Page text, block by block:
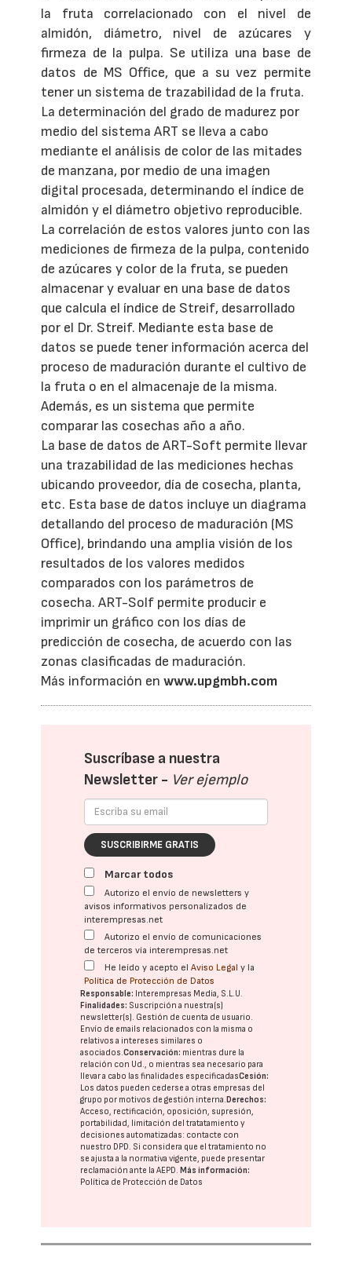
la fruta correlacionado con el nivel de
almidón, diámetro, nivel de azúcares y
firmeza de la pulpa. Se utiliza una base de
datos de MS Office, que a su vez permite
tener un sistema de trazabilidad de la fruta.
La determinación del grado de madurez por
medio del sistema ART se lleva a cabo
mediante el análisis de color de las mitades
de manzana, por medio de una imagen
digital procesada, determinando el índice de
almidón y el diámetro objetivo reproducible.
La correlación de estos valores junto con las
mediciones de firmeza de la pulpa, contenido
de azúcares y color de la fruta, se pueden
almacenar y evaluar en una base de datos
que calcula el índice de Streif, desarrollado
por el Dr. Streif. Mediante esta base de
datos se puede tener información acerca del
proceso de maduración durante el cultivo de
la fruta o en el almacenaje de la misma.
Además, es un sistema que permite
comparar las cosechas año a año.
La base de datos de ART-Soft permite llevar
una trazabilidad de las mediciones hechas
ubicando proveedor, día de cosecha, planta,
etc. Esta base de datos incluye un diagrama
detallando del proceso de maduración (MS
Office), brindando una amplia visión de los
resultados de los valores medidos
comparados con los parámetros de
cosecha. ART-Solf permite producir e
imprimir un gráfico con los días de
predicción de cosecha, de acuerdo con las
zonas clasificadas de maduración.
Más información enwww.upgmbh.com
Suscríbase a nuestra
Newsletter - Ver ejemplo
SUSCRIBIRME GRATIS
Marcar todos
Autorizo el envío de newsletters y
avisos informativos personalizados de
interempresas.net
Autorizo el envío de comunicaciones
de terceros vía interempresas.net
He leído y acepto elAviso Legal y la
Política de Protección de Datos
Responsable: Interempresas Media, S.L.U.
Finalidades: Suscripción a nuestra(s)
newsletter(s). Gestión de cuenta de usuario.
Envío de emails relacionados con la misma o
relativos a intereses similares o
asociados.Conservación: mientras dure la
relación con Ud., o mientras sea necesario para
llevar a cabo las finalidades especificadasCesión:
Los datos pueden cederse a otras empresas del
grupo por motivos de gestión interna.Derechos:
Acceso, rectificación, oposición, supresión,
portabilidad, limitación del tratatamiento y
decisiones automatizadas: contacte con
nuestro DPD. Si considera que el tratamiento no
se ajusta a la normativa vigente, puede presentar
reclamación ante laAEPD.Más información:
Política de Protección de Datos